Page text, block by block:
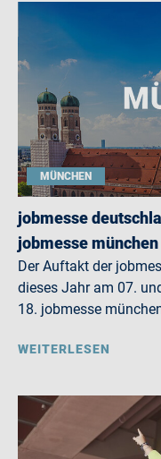
MÜNCHEN
jobmesse
jobmesse münchen
Der Auftakt der
dieses Jahr am 07.
18. jobmesse
WEITERLESEN